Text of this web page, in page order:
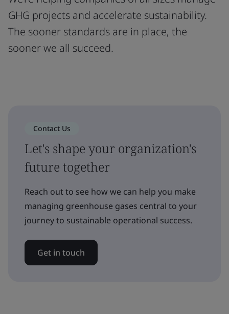
GHG projects and accelerate sustainability.
The sooner standards are in place, the
sooner we all succeed.
Contact Us
Let's shape your organization's
future together
Reach out to see how we can help you make
managing greenhouse gases central to your
journey to sustainable operational success.
Get in touch